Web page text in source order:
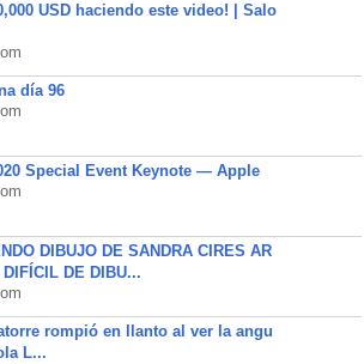
USD haciendo este video! | Salo
día 96
Special Event Keynote — Apple
DIBUJO DE SANDRA CIRES AR
DE DIBU...
rompió en llanto al ver la angu
L...